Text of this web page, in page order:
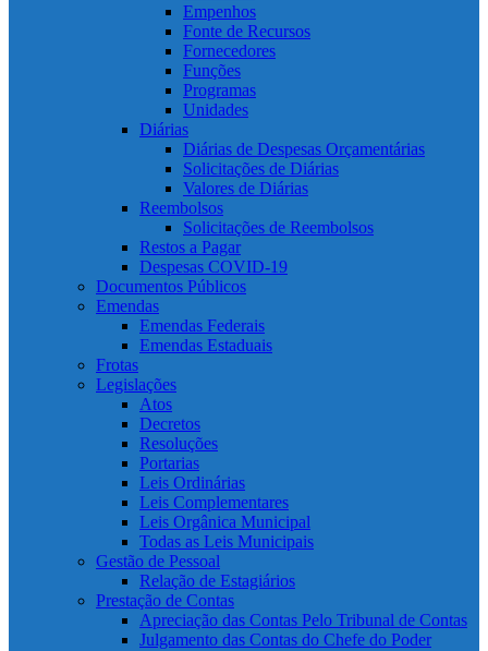
Empenhos
Fonte de Recursos
Fornecedores
Funções
Programas
Unidades
Diárias
Diárias de Despesas Orçamentárias
Solicitações de Diárias
Valores de Diárias
Reembolsos
Solicitações de Reembolsos
Restos a Pagar
Despesas COVID-19
Documentos Públicos
Emendas
Emendas Federais
Emendas Estaduais
Frotas
Legislações
Atos
Decretos
Resoluções
Portarias
Leis Ordinárias
Leis Complementares
Leis Orgânica Municipal
Todas as Leis Municipais
Gestão de Pessoal
Relação de Estagiários
Prestação de Contas
Apreciação das Contas Pelo Tribunal de Contas
Julgamento das Contas do Chefe do Poder